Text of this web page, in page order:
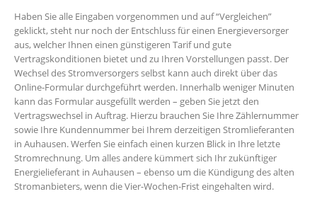
Haben Sie alle Eingaben vorgenommen und auf “Vergleichen”
geklickt, steht nur noch der Entschluss für einen Energieversorger
aus, welcher Ihnen einen günstigeren Tarif und gute
Vertragskonditionen bietet und zu Ihren Vorstellungen passt. Der
Wechsel des Stromversorgers selbst kann auch direkt über das
Online-Formular durchgeführt werden. Innerhalb weniger Minuten
kann das Formular ausgefüllt werden – geben Sie jetzt den
Vertragswechsel in Auftrag. Hierzu brauchen Sie Ihre Zählernummer
sowie Ihre Kundennummer bei Ihrem derzeitigen Stromlieferanten
in Auhausen. Werfen Sie einfach einen kurzen Blick in Ihre letzte
Stromrechnung. Um alles andere kümmert sich Ihr zukünftiger
Energielieferant in Auhausen – ebenso um die Kündigung des alten
Stromanbieters, wenn die Vier-Wochen-Frist eingehalten wird.